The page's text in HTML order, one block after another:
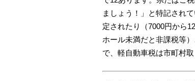
ましょう！」と特記され
定されたり（7000円から
ホール未満だと非課税等
で、軽自動車税は市町村